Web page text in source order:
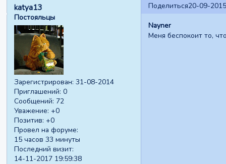
Поделиться20-09-
katya13
Постояльцы
Зарегистрирован: 31-08-2014
Приглашений: 0
Сообщений: 72
Уважение: +0
Позитив: +0
Провел на форуме:
15 часов 33 минуты
Последний визит:
14-11-2017 19:59:38
Nayner
Меня беспокоит то,